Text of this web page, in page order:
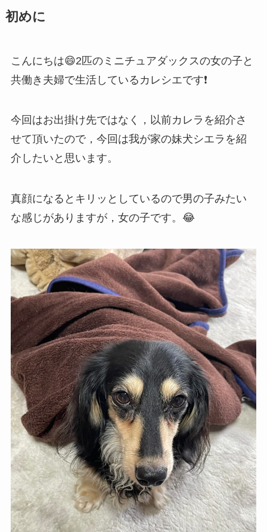
初めに
こんにちは😄2匹のミニチュアダックスの女の子と
共働き夫婦で生活しているカレシエです❗️
今回はお出掛け先ではなく，以前カレラを紹介さ
せて頂いたので，今回は我が家の妹犬シエラを紹
介したいと思います。
真顔になるとキリッとしているので男の子みたい
な感じがありますが，女の子です。😂